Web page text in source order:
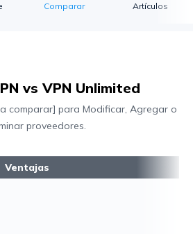
Comparar Artículos
vs VPN Unlimited
comparar] para Modificar, Agregar o
proveedores.
Ventajas